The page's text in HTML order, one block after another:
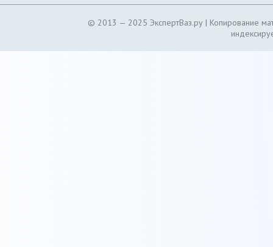
© 2013 — 2025 ЭкспертВаз.ру | Копирование